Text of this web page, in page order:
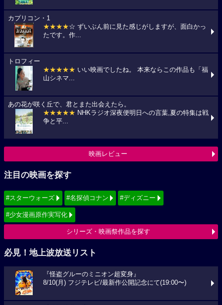
カプリコン・1
★★★★☆ ずいぶん前に見た感じがしますが、面白かっ
たです。作...
トロフィー
★★★★★ いい映画でしたね。 本来ならこの作品も「福
山シネマ...
あの花が咲く丘で、君とまた出会えたら。
★★★★★ NHKラジオ深夜便明日への言葉,夏の特集は戦
争と平...
映画レビュー
注目の映画を探す
#スターウォーズ #名探偵コナン #ディズニー
#少女漫画原作実写化
シリーズ・映画祭作品を探す
必見！地上波放送リスト
『怪盗グルーのミニオン超変身』
8/10(月) フジテレビ/最新作公開記念にて(19:00〜)